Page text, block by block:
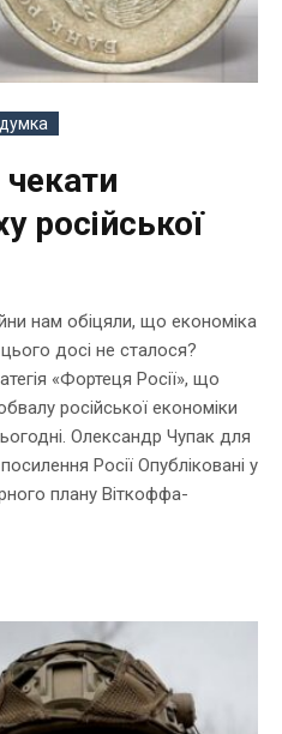
російської
нам обіцяли, що економіка
досі не сталося?
«Фортеця Росії», що
російської економіки
Олександр Чупак для
Росії Опубліковані у
плану Віткоффа-